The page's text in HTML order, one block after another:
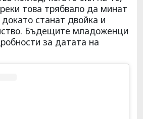
това трябвало да минат
станат двойка и
Бъдещите младоженци
за датата на